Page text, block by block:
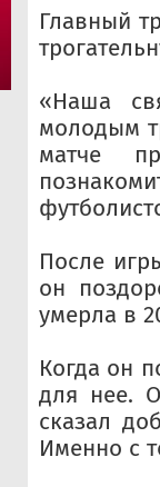
Главный
«Наша
молодым
матче
После
он
умерла в
Когда он
для нее.
сказал
Именно с